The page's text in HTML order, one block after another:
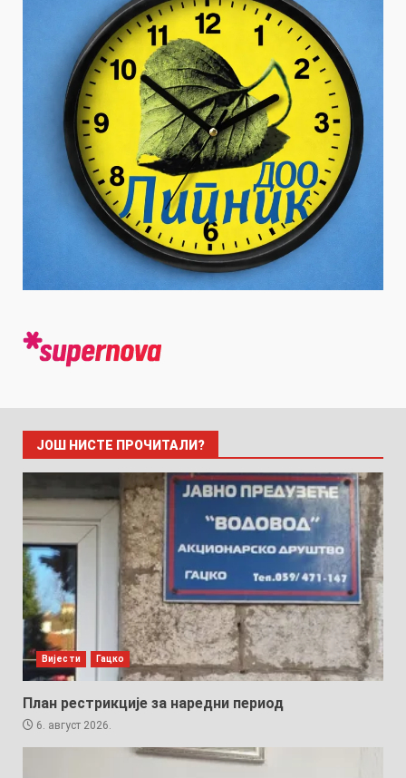
ЈОШ НИСТЕ ПРОЧИТАЛИ?
Вијести Гацко
План рестрикције за наредни период
6. август 2026.